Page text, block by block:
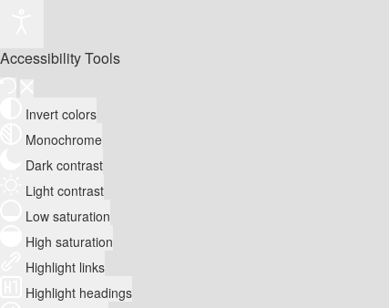
Accessibility Tools
Invert colors
Monochrome
Dark contrast
Light contrast
Low saturation
High saturation
Highlight links
Highlight headings